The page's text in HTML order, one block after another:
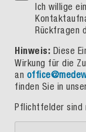
Ich willige
Rückfragen
Hinweis: Diese
Wirkung für die
an
finden Sie in
Pflichtfelder sind